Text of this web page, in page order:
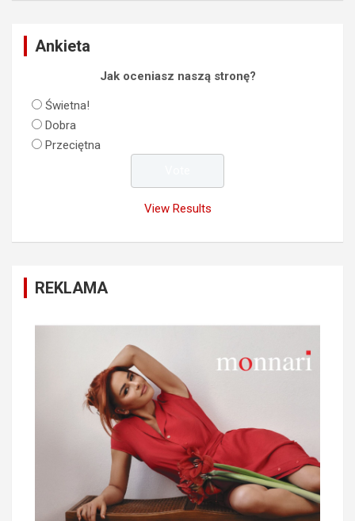
Ankieta
Jak oceniasz naszą stronę?
Świetna!
Dobra
Przeciętna
View Results
REKLAMA